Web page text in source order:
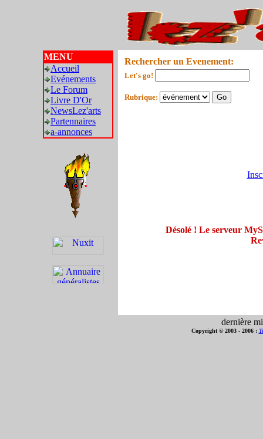
MENU
Accueil
Evénements
Le Forum
Livre D'Or
NewsLez'arts
Partennaires
a-annonces
Rechercher un Evenement:
Let's go!
Rubrique:
Désolé ! Le serveur
dernière
Copyright © 2003 - 2006 :